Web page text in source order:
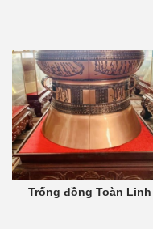
Trống đồng Toàn Linh